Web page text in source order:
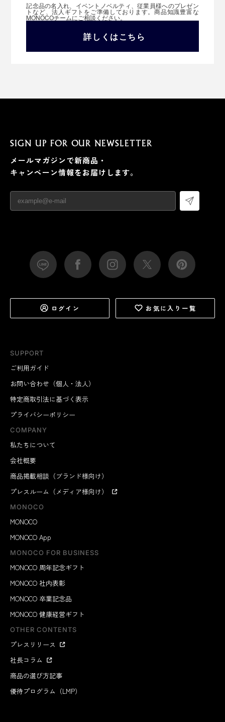
記念品の名入れ、イベントノベルティ、従業員様へのプレゼン
トなど、法人ギフトをご準備しております。商品知識豊富な
MONOCOチームにご相談ください。
詳しくはこちら
SUPPORT
ご利用ガイド
お問い合わせ（個人・法人）
特定商取引法に基づく表示
プライバシーポリシー
COMPANY
私たちについて
会社概要
商品掲載相談（ブランド様向け）
プレスルーム（メディア様向け）
MONOCO
MONOCO
MONOCO App
MONOCO FOR BUSINESS
MONOCO 周年記念ギフト
MONOCO 社内表彰
MONOCO 卒業記念品
MONOCO 健康経営ギフト
OTHER CONTENTS
プレスリリース
社長コラム
商品の選び方記事
優待プログラム（LMP）
SIGN UP FOR OUR NEWSLETTER
メールマガジンで新商品・
キャンペーン情報をお届けします。
ログイン お気に入り一覧